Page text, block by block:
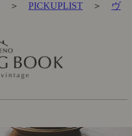
＞ PICKUPLIST ＞
ヴ